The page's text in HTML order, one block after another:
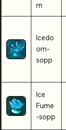
m
Icedo
om-
sopp
Ice
Fume
-sopp